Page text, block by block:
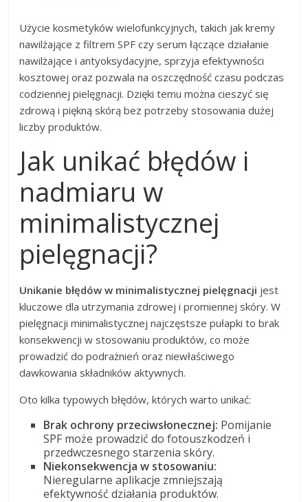
Użycie kosmetyków wielofunkcyjnych, takich jak kremy
nawilżające z filtrem SPF czy serum łączące działanie
nawilżające i antyoksydacyjne, sprzyja efektywności
kosztowej oraz pozwala na oszczędność czasu podczas
codziennej pielęgnacji. Dzięki temu można cieszyć się
zdrową i piękną skórą bez potrzeby stosowania dużej
liczby produktów.
Jak unikać błędów i
nadmiaru w
minimalistycznej
pielęgnacji?
Unikanie błędów w minimalistycznej pielęgnacji jest
kluczowe dla utrzymania zdrowej i promiennej skóry. W
pielęgnacji minimalistycznej najczęstsze pułapki to brak
konsekwencji w stosowaniu produktów, co może
prowadzić do podrażnień oraz niewłaściwego
dawkowania składników aktywnych.
Oto kilka typowych błędów, których warto unikać:
Brak ochrony przeciwsłonecznej: Pomijanie
SPF może prowadzić do fotouszkodzeń i
przedwczesnego starzenia skóry.
Niekonsekwencja w stosowaniu:
Nieregularne aplikacje zmniejszają
efektywność działania produktów.